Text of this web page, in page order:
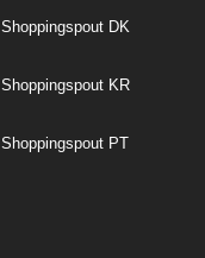
Shoppingspout DK
Shoppingspout KR
Shoppingspout PT